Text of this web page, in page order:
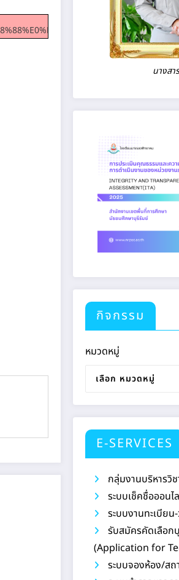
นางสา
กิจกรรม
หมวดหมู่
E-SERVICES
กลุ่มงานบริหารวิ
ระบบเช็คชื่อออน
ระบบงานทะเบีย
รับสมัครคัดเลือก
(Application for
ระบบจองห้อง/สถ